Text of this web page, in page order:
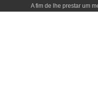
A fim de lhe prestar um